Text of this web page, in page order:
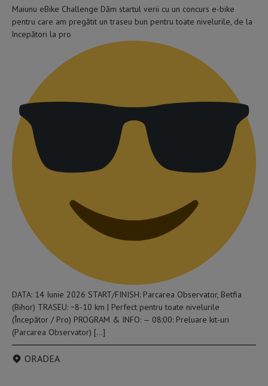
Maiunu eBike Challenge Dăm startul verii cu un concurs e-bike
pentru care am pregătit un traseu bun pentru toate nivelurile, de la
începători la pro
DATA: 14 Iunie 2026 START/FINISH: Parcarea Observator, Betfia
(Bihor) TRASEU: ~8-10 km | Perfect pentru toate nivelurile
(Începător / Pro) PROGRAM & INFO: — 08:00: Preluare kit-uri
(Parcarea Observator) […]
ORADEA